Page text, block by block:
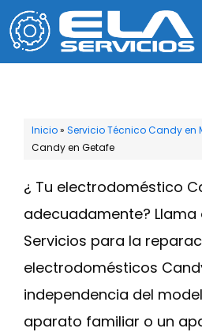
Saltar
al
contenido
Inicio» Servicio Técnico Candy en
Candy en Getafe
¿ Tu electrodoméstico
adecuadamente? Llama
Servicios para la
electrodomésticos
independencia del
aparato familiar o un